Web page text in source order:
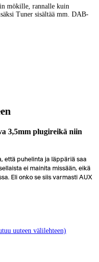
mökille, rannalle kuin
Tuner sisältää mm. DAB-
3,5mm plugireikä niin
että puhelinta ja läppäriä saa
ei mainita missään, eikä
Eli onko se siis varmasti AUX
uuteen välilehteen)